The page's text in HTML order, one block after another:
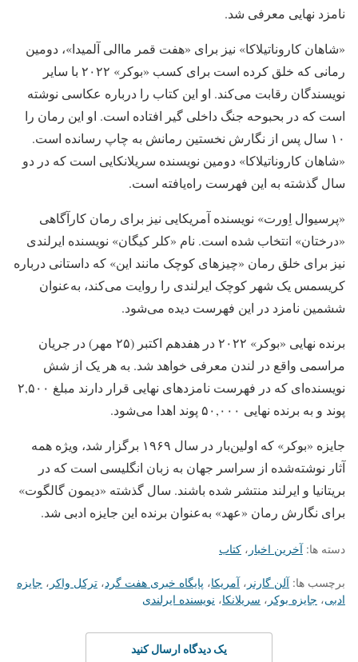
نامزد نهایی معرفی شد.
«شاهان کاروناتیلاکا» نیز برای «هفت قمر ماالی آلمیدا»، دومین
رمانی که خلق کرده است برای کسب «بوکر» ۲۰۲۲ با سایر
نویسندگان رقابت می‌کند. او این کتاب را درباره عکاسی نوشته
است که در بحبوحه جنگ داخلی گیر افتاده است. او این رمان را
۱۰ سال پس از نگارش نخستین رمانش به چاپ رسانده است.
«شاهان کاروناتیلاکا» دومین نویسنده سریلانکایی است که در دو
سال گذشته به این فهرست راه‌یافته است.
«پرسیوال اِورت» نویسنده آمریکایی نیز برای رمان کارآگاهی
«درختان» انتخاب شده است. نام «کلر کیگان» نویسنده ایرلندی
نیز برای خلق رمان «چیزهای کوچک مانند این» که داستانی درباره
کریسمس یک شهر کوچک ایرلندی را روایت می‌کند، به‌عنوان
ششمین نامزد در این فهرست دیده می‌شود.
برنده نهایی «بوکر» ۲۰۲۲ در هفدهم اکتبر (۲۵ مهر) در جریان
مراسمی واقع در لندن معرفی خواهد شد. به هر یک از شش
نویسنده‌ای که در فهرست نامزدهای نهایی قرار دارند مبلغ ۲,۵۰۰
پوند و به برنده نهایی ۵۰,۰۰۰ پوند اهدا می‌شود.
جایزه «بوکر» که اولین‌بار در سال ۱۹۶۹ برگزار شد، ویژه همه
آثار نوشته‌شده از سراسر جهان به زبان انگلیسی است که در
بریتانیا و ایرلند منتشر شده باشند. سال گذشته «دیمون گالگوت»
برای نگارش رمان «عهد» به‌عنوان برنده این جایزه ادبی شد.
دسته ها: آخرین اخبار ، کتاب
برچسب ها: آلن گارنر ، آمریکا، پایگاه خبری هفت گرد، ترکل واکر ، جایزه
ادبی، جایزه بوکر ، سریلانکا، نویسنده ایرلندی
یک دیدگاه ارسال کنید